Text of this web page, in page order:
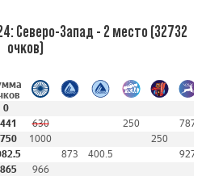
Северо-Запад - 2 место (32732
очков)
0
630 250
787
1000
250
873 400.5
927
966